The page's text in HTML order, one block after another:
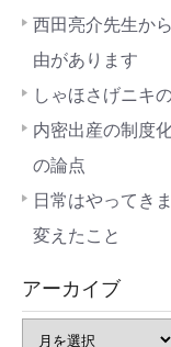
西田亮介先生か
由があります
しゃほさげニキ
内密出産の制度
の論点
日常はやってき
変えたこと
アーカイブ